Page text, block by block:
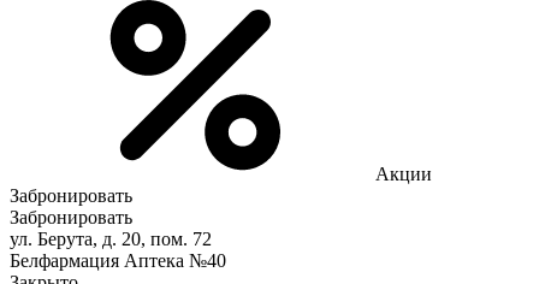
Акции
Забронировать
Забронировать
ул. Берута, д. 20, пом. 72
Белфармация Аптека №40